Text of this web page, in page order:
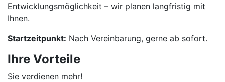
Entwicklungsmöglichkeit – wir planen langfristig mit
Ihnen.
Startzeitpunkt: Nach Vereinbarung, gerne ab sofort.
Ihre Vorteile
Sie verdienen mehr!